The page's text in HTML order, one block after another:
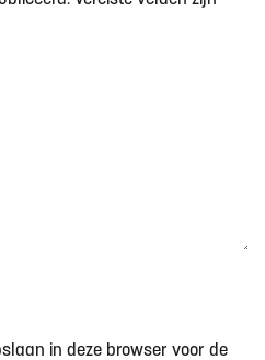
in deze browser voor de